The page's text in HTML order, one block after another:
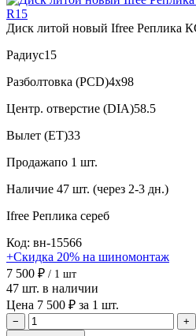
Диск литой новый Ifree Реплика
Радиус15
Разболтовка (PCD)4x98
Центр. отверстие (DIA)58.5
Вылет (ET)33
Продажапо 1 шт.
Наличие 47 шт. (через 2-3 дн.)
Ifree Реплика сереб
Код: вн-15566
+Скидка 20% на шиномонтаж
7 500 ₽ / 1 шт
47 шт. в наличии
Цена 7 500 ₽ за 1 шт.
−
+